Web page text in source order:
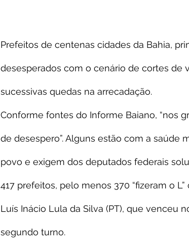
Prefeitos de centenas cidades da Bahia,
desesperados com o cenário de cortes de
sucessivas quedas na arrecadação.
Conforme fontes do Informe Baiano, “nos
de desespero”. Alguns estão com a saúde
povo e exigem dos deputados federais
417 prefeitos, pelo menos 370 “fizeram o
Luís Inácio Lula da Silva (PT), que venceu
segundo turno.